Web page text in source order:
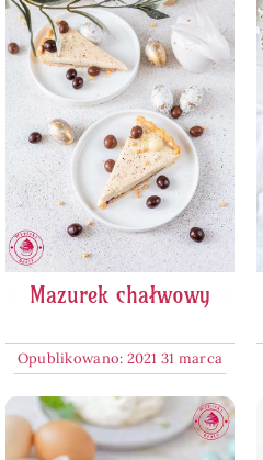
Mazurek chałwowy
Opublikowano: 2021 31 marca